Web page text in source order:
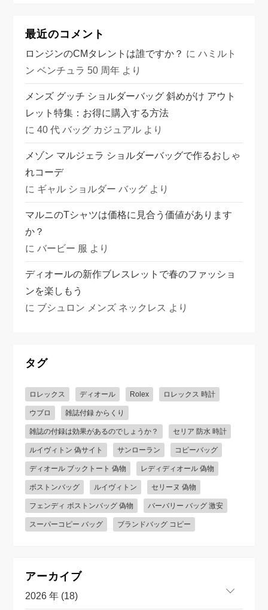
最近のコメント
ロンジンのCMタレントは誰ですか？ にハミルト
ン ベンチュラ 50 周年 より
メンズ グッチ ショルダーバッグ 斜めがけ アウト
レット特集：お得に購入する方法
に40 代 バッグ カジュアル より
メゾン マルジェラ ショルダーバッグで作るおしゃ
れコーデ
に ギャル ショルダー バッグ より
マルニのTシャツは価格に見合う価値があります
か？
にバービー 服 より
ディオールの新作ブレスレットで春のファッショ
ンを楽しもう
に ブシュロン メンズ ネックレス より
タグ
ロレックス ディオール Rolex ロレックス 時計
ウブロ 雑誌付録 からくり
雑誌の付録は効果があるのでしょうか？ セリア 防水 時計
ルイヴィトン 偽サイト サンローラン コピーバッグ
ディオール ブックトート 偽物 レディディオール 偽物
ボストンバッグ ルイヴィトン セリーヌ 偽物
フェンディ ボストンバッグ 偽物 バーバリー バッグ 激安
スーパーコピー バッグ ブランドバッグ コピー
アーカイブ
2026 年 (18)